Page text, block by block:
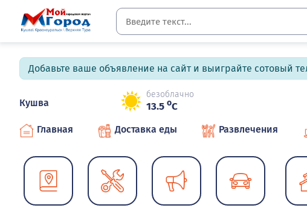
Добавьте ваше объявление на сайт и выиграйте сотовый
Кушва
безоблачно
13.5 oC
Главная Доставка еды Развлечения